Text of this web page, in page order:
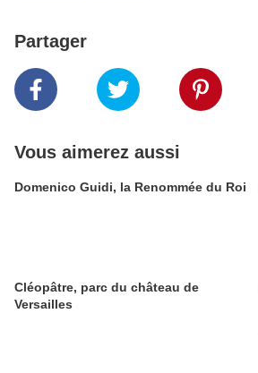
Partager
Vous aimerez aussi
Domenico Guidi, la Renommée du Roi
Cléopâtre, parc du château de
Versailles